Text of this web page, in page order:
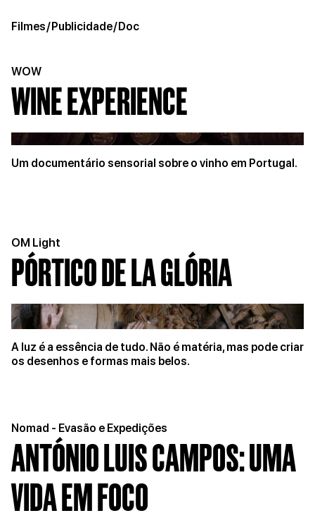
Filmes/Publicidade/Doc
WOW
WINE EXPERIENCE
Um documentário sensorial sobre o vinho em Portugal.
OM Light
PÓRTICO DE LA GLÓRIA
A luz é a essência de tudo. Não é matéria, mas pode criar
os desenhos e formas mais belos.
Nomad - Evasão e Expedições
ANTÓNIO LUIS CAMPOS: UMA
VIDA EM FOCO